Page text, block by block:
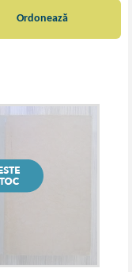
Ordonează